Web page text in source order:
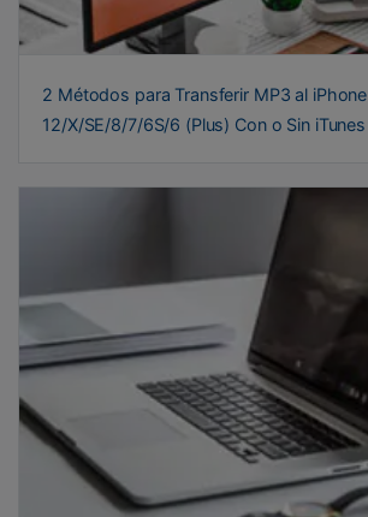
2 Métodos para Transferir MP3 al iPhone
12/X/SE/8/7/6S/6 (Plus) Con o Sin iTunes